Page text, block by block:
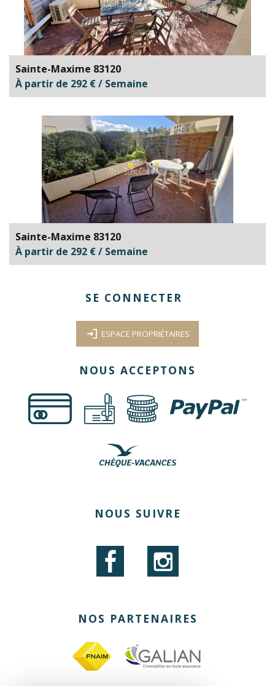
Sainte-Maxime 83120
À partir de 292 € / Semaine
Sainte-Maxime 83120
À partir de 292 € / Semaine
SE CONNECTER
ESPACE PROPRIÉTAIRES
NOUS ACCEPTONS
NOUS SUIVRE
NOS PARTENAIRES